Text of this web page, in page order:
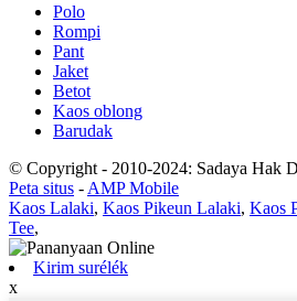
Polo
Rompi
Pant
Jaket
Betot
Kaos oblong
Barudak
© Copyright - 2010-2024: Sadaya Hak
Peta situs - AMP Mobile
Kaos Lalaki, Kaos Pikeun Lalaki, Kaos
Tee,
Kirim surélék
x